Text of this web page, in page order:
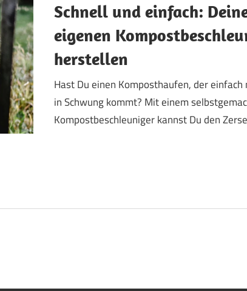
Schnell und einfach:
eigenen
herstellen
Hast Du einen Komposthaufen, der einfach
in Schwung kommt? Mit einem
Kompostbeschleuniger kannst Du den